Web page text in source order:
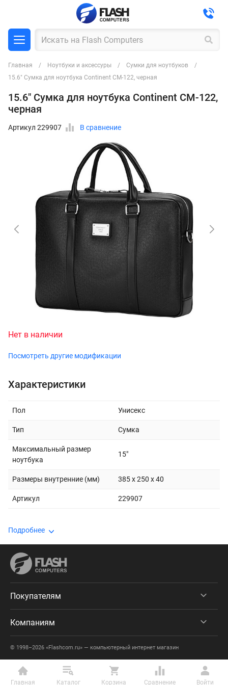
Главная Ноутбуки и аксессуры
Сумки для ноутбуков
15.6" Сумка для ноутбука Continent CM-122, черная
15.6" Сумка для ноутбука Continent CM-122,
черная
Артикул 229907 В сравнение
Нет в наличии
Посмотреть другие модификации
Характеристики
Пол Унисекс
Тип Сумка
Максимальный размер
ноутбука
15"
Размеры внутренние (мм) 385 x 250 x 40
Артикул 229907
Подробнее
Покупателям
Компаниям
© 1998–2026 «Flashcom.ru» — компьютерный интернет магазин
Главная Каталог Корзина Сравнение Войти